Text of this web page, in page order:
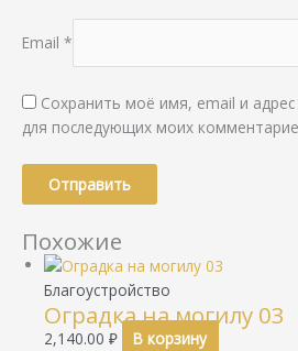
Email *
Сохранить моё имя, email и
для последующих моих
Похожие
Благоустройство
Оградка на могилу 03
2,140.00 ₽ В корзину